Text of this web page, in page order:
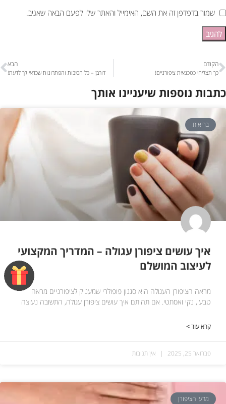
שמור בדפדפן זה את השם, האימייל והאתר שלי לפעם הבאה שאגיב.
הקודם
כך תצליחי כטכנאית ציפורניים!
הבא
דורבן – כל הסיבות והפתרונות שכדאי לך לדעת!
כתבות נוספות שיעניינו אותך
בריאות
איך עושים ציפורן עגולה – המדריך המקצועי
לעיצוב המושלם
מראה הציפורן העגולה הוא סגנון פופולרי שמעניק לציפורניים מראה
טבעי, נקי ואסתטי. אם תהיתם איך עושים ציפורן עגולה, התשובה נעוצה
קרא עוד >
פברואר 25, 2025 אין תגובות
מדעי הציפורן